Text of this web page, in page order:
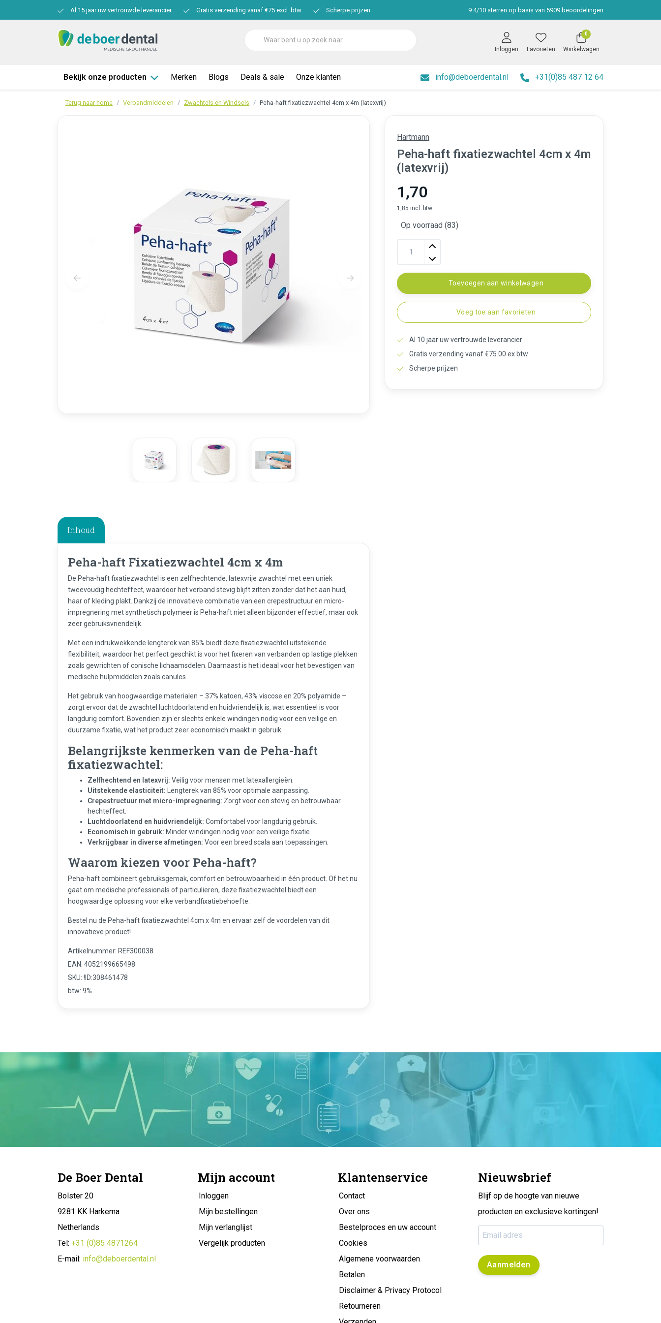
Al 15 jaar uw vertrouwde leverancier Gratis verzending vanaf €75 excl. btw Scherpe prijzen 9.4/10 sterren op basis van 5909 beoordelingen
Inloggen Favorieten
0
Winkelwagen
Bekijk onze producten Merken Blogs Deals & sale Onze klanten info@deboerdental.nl +31(0)85 487 12 64
Terug naar home Verbandmiddelen Zwachtels en Windsels Peha-haft fixatiezwachtel 4cm x 4m (latexvrij)
Hartmann
Peha-haft fixatiezwachtel 4cm x 4m
(latexvrij)
1,70
1,85 incl. btw
Op voorraad (83)
Toevoegen aan winkelwagen
Voeg toe aan favorieten
Al 10 jaar uw vertrouwde leverancier
Gratis verzending vanaf €75.00 ex btw
Scherpe prijzen
Inhoud
Peha-haft Fixatiezwachtel 4cm x 4m
De Peha-haft fixatiezwachtel is een zelfhechtende, latexvrije zwachtel met een uniek
tweevoudig hechteffect, waardoor het verband stevig blijft zitten zonder dat het aan huid,
haar of kleding plakt. Dankzij de innovatieve combinatie van een crepestructuur en micro-
impregnering met synthetisch polymeer is Peha-haft niet alleen bijzonder effectief, maar ook
zeer gebruiksvriendelijk.
Met een indrukwekkende lengterek van 85% biedt deze fixatiezwachtel uitstekende
flexibiliteit, waardoor het perfect geschikt is voor het fixeren van verbanden op lastige plekken
zoals gewrichten of conische lichaamsdelen. Daarnaast is het ideaal voor het bevestigen van
medische hulpmiddelen zoals canules.
Het gebruik van hoogwaardige materialen – 37% katoen, 43% viscose en 20% polyamide –
zorgt ervoor dat de zwachtel luchtdoorlatend en huidvriendelijk is, wat essentieel is voor
langdurig comfort. Bovendien zijn er slechts enkele windingen nodig voor een veilige en
duurzame fixatie, wat het product zeer economisch maakt in gebruik.
Belangrijkste kenmerken van de Peha-haft
fixatiezwachtel:
Zelfhechtend en latexvrij: Veilig voor mensen met latexallergieën.
Uitstekende elasticiteit: Lengterek van 85% voor optimale aanpassing.
Crepestructuur met micro-impregnering: Zorgt voor een stevig en betrouwbaar
hechteffect.
Luchtdoorlatend en huidvriendelijk: Comfortabel voor langdurig gebruik.
Economisch in gebruik: Minder windingen nodig voor een veilige fixatie.
Verkrijgbaar in diverse afmetingen: Voor een breed scala aan toepassingen.
Waarom kiezen voor Peha-haft?
Peha-haft combineert gebruiksgemak, comfort en betrouwbaarheid in één product. Of het nu
gaat om medische professionals of particulieren, deze fixatiezwachtel biedt een
hoogwaardige oplossing voor elke verbandfixatiebehoefte.
Bestel nu de Peha-haft fixatiezwachtel 4cm x 4m en ervaar zelf de voordelen van dit
innovatieve product!
Artikelnummer: REF300038
EAN: 4052199665498
SKU: !ID:308461478
btw: 9%
De Boer Dental
Bolster 20
9281 KK Harkema
Netherlands
Tel: +31 (0)85 4871264
E-mail: info@deboerdental.nl
Mijn account
Inloggen
Mijn bestellingen
Mijn verlanglijst
Vergelijk producten
Klantenservice
Contact
Over ons
Bestelproces en uw account
Cookies
Algemene voorwaarden
Betalen
Disclaimer & Privacy Protocol
Retourneren
Nieuwsbrief
Blijf op de hoogte van nieuwe
producten en exclusieve kortingen!
Aanmelden